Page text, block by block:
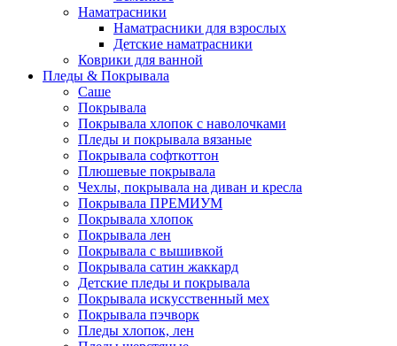
Наматрасники
Наматрасники для взрослых
Детские наматрасники
Коврики для ванной
Пледы & Покрывала
Саше
Покрывала
Покрывала хлопок с наволочками
Пледы и покрывала вязаные
Покрывала софткоттон
Плюшевые покрывала
Чехлы, покрывала на диван и кресла
Покрывала ПРЕМИУМ
Покрывала хлопок
Покрывала лен
Покрывала с вышивкой
Покрывала сатин жаккард
Детские пледы и покрывала
Покрывала искусственный мех
Покрывала пэчворк
Пледы хлопок, лен